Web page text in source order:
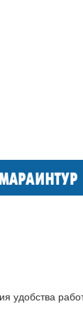
удобства